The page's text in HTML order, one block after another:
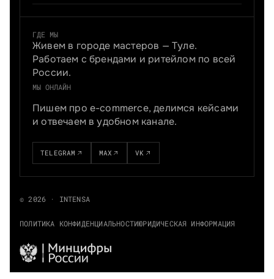
ГДЕ МЫ
Живем в городе мастеров — Туле.
Работаем с брендами и ритейлом по всей
России.
МЫ ОНЛАЙН
Пишем про e-commerce, делимся кейсами
и отвечаем в удобном канале.
TELEGRAM MAX VK
© 2026 · INTENSA
ПОЛИТИКА КОНФИДЕНЦИАЛЬНОСТИЮРИДИЧЕСКАЯ ИНФОРМАЦИЯ